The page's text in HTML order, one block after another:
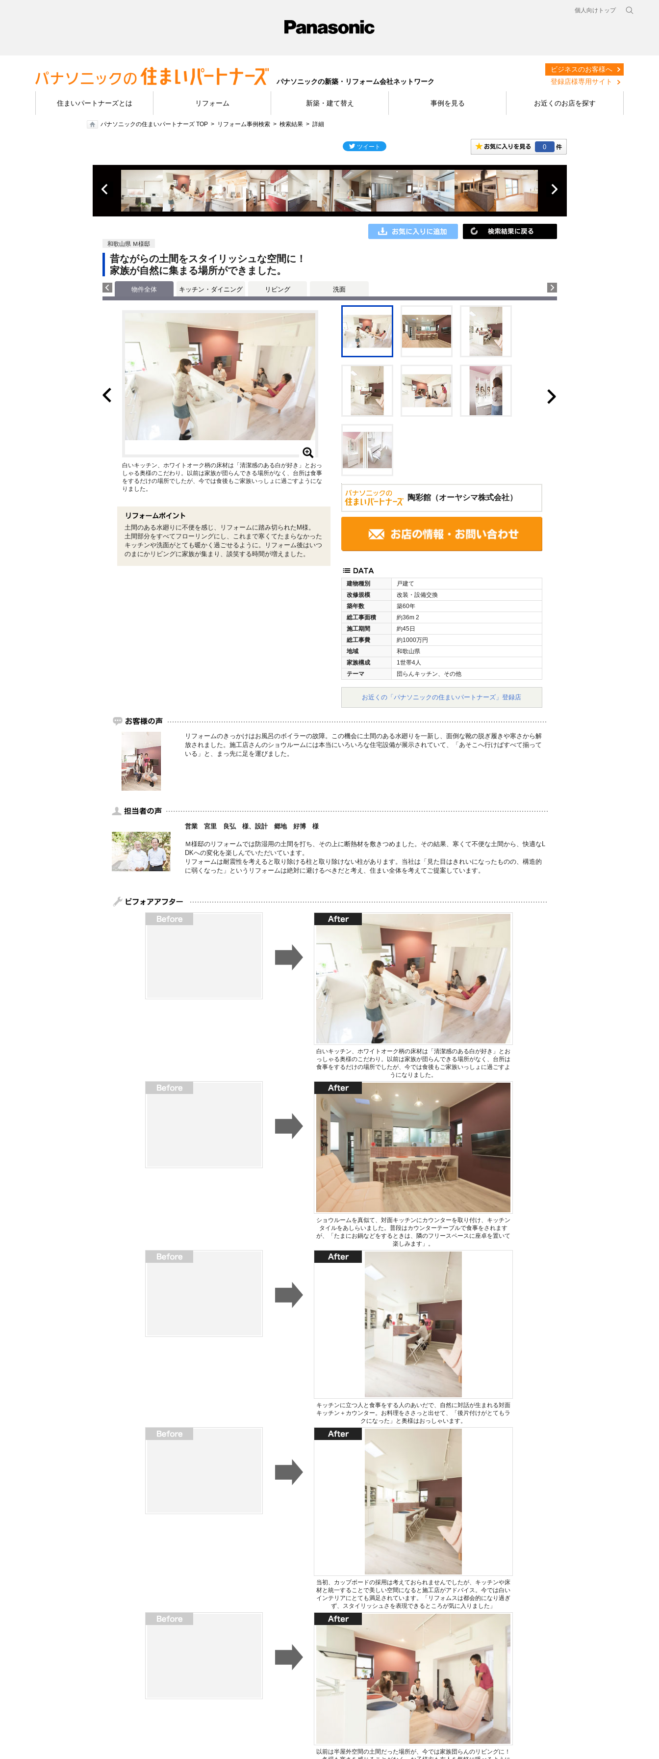
個人向けトップ
パナソニックの新築・リフォーム会社ネットワーク
ビジネスのお客様へ
登録店様専用サイト
住まいパートナーズとは リフォーム 新築・建て替え 事例を見る お近くのお店を探す
パナソニックの住まいパートナーズ TOP リフォーム事例検索 検索結果 詳細
0
和歌山県 Ｍ様邸
昔ながらの土間をスタイリッシュな空間に！
家族が自然に集まる場所ができました。
物件全体 キッチン・ダイニング リビング 洗面
陶彩館（オーヤシマ株式会社）
建物種別
戸建て
改修規模
改装・設備交換
築年数
築60年
総工事面積
約36m 2
施工期間
約45日
総工事費
約1000万円
地域
和歌山県
家族構成
1世帯4人
テーマ
団らんキッチン、その他
お近くの「パナソニックの住まいパートナーズ」登録店
白いキッチン、ホワイトオーク柄の床材は「清潔感のある白が好き」とおっ
しゃる奥様のこだわり。以前は家族が団らんできる場所がなく、台所は食事
をするだけの場所でしたが、今では食後もご家族いっしょに過ごすようにな
りました。
土間のある水廻りに不便を感じ、リフォームに踏み切られたM様。
土間部分をすべてフローリングにし、これまで寒くてたまらなかった
キッチンや洗面がとても暖かく過ごせるように。リフォーム後はいつ
のまにかリビングに家族が集まり、談笑する時間が増えました。
リフォームのきっかけはお風呂のボイラーの故障。この機会に土間のある水廻りを一新し、面倒な靴の脱ぎ履きや寒さから解
放されました。施工店さんのショウルームには本当にいろいろな住宅設備が展示されていて、「あそこへ行けばすべて揃って
いる」と、まっ先に足を運びました。
営業 宮里 良弘 様、設計 郷地 好博 様
Ｍ様邸のリフォームでは防湿用の土間を打ち、その上に断熱材を敷きつめました。その結果、寒くて不便な土間から、快適なL
DKへの変化を楽しんでいただいています。
リフォームは耐震性を考えると取り除ける柱と取り除けない柱があります。当社は「見た目はきれいになったものの、構造的
に弱くなった」というリフォームは絶対に避けるべきだと考え、住まい全体を考えてご提案しています。
白いキッチン、ホワイトオーク柄の床材は「清潔感のある白が好き」とお
っしゃる奥様のこだわり。以前は家族が団らんできる場所がなく、台所は
食事をするだけの場所でしたが、今では食後もご家族いっしょに過ごすよ
うになりました。
ショウルームを真似て、対面キッチンにカウンターを取り付け、キッチン
タイルをあしらいました。普段はカウンターテーブルで食事をされます
が、「たまにお鍋などをするときは、隣のフリースペースに座卓を置いて
楽しみます」。
キッチンに立つ人と食事をする人のあいだで、自然に対話が生まれる対面
キッチン＋カウンター。お料理をささっと出せて、「後片付けがとてもラ
クになった」と奥様はおっしゃいます。
当初、カップボードの採用は考えておられませんでしたが、キッチンや床
材と統一することで美しい空間になると施工店がアドバイス。今では白い
インテリアにとても満足されています。「リフォムスは都会的になり過ぎ
ず、スタイリッシュさを表現できるところが気に入りました」
以前は半屋外空間の土間だった場所が、今では家族団らんのリビングに！